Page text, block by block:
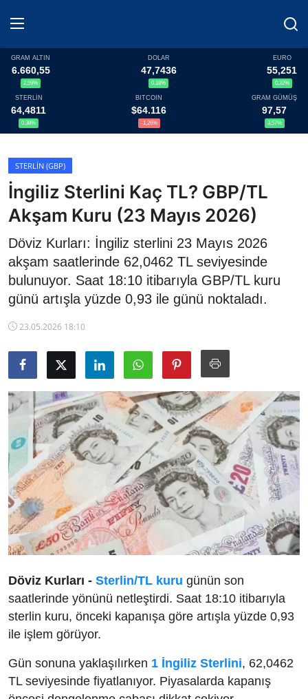
Haberler
Döviz
Altın Fiyatları
Döviz Kurları
Fonlar
Kripto Paralar
Çeviriciler
TCMB Kurları
Emtia Fiyatları
Kapalı Çarşı
Şirket Haberleri
GRAM ALTIN
6.660,55
2,59%
DOLAR
47,7436
0,18%
EURO
55,251
0,32%
STERLİN
64,4811
0,38%
BITCOIN
$64.116
-1,26%
GRAM GÜMÜŞ
97,57
3,57%
STERLIN (GBP)
İngiliz Sterlini Kaç TL? GBP/TL
Akşam Kuru (23 Mayıs 2026)
Döviz Kurları: İngiliz sterlini 23 Mayıs 2026
akşam saatlerinde 62,0462 TL seviyesinde
bulunuyor. Saat 18:10 itibarıyla GBP/TL kuru
günü artışla yüzde 0,93 ile günü noktaladı.
23.05.2026 18:10
Döviz Kurları - Sterlin/TL kuru günün son
saatlerinde yönünü netleştirdi. Saat 18:10 itibarıyla
sterlin kuru, önceki kapanışa göre artışla yüzde 0,93
ile işlem görüyor.
Gün sonuna yaklaşılırken 1 İngiliz Sterlini, 62,0462
TL seviyesinde fiyatlanıyor. Piyasalarda kapanış